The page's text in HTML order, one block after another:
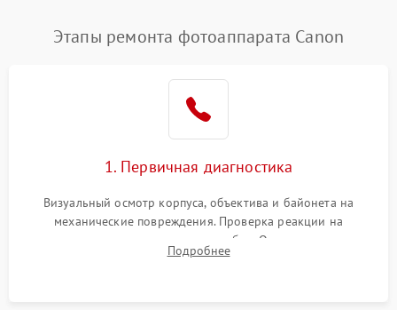
Этапы ремонта фотоаппарата Canon
1. Первичная диагностика
Визуальный осмотр корпуса, объектива и байонета на
механические повреждения. Проверка реакции на
включение, считывание кодов ошибок. Оценка состояния
матрицы и затвора, проверка работы автофокуса и вспышки.
Подробнее